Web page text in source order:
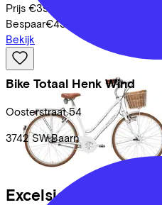
Bike Totaal Henk Wind
Oosterstraat 54
3742 SW Baarn
Prijs €399,95
Bespaar€436,09
Bekijk
Excelsior